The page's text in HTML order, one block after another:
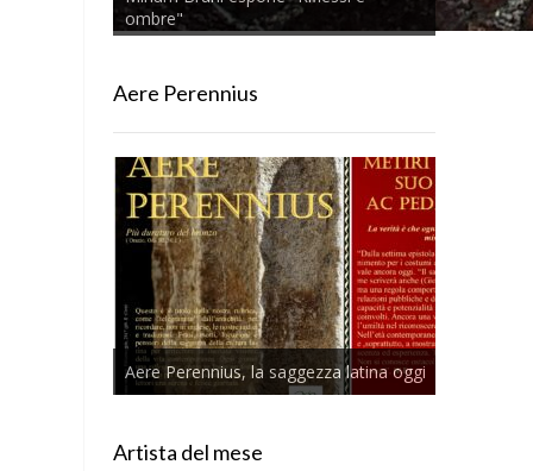
ombre"
Aere Perennius
Aere Perennius, la saggezza latina oggi
Artista del mese